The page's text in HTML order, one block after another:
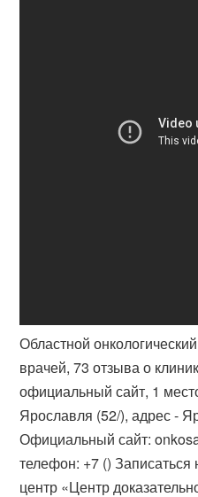
Областной
врачей, 73 отзыва о
официальный сайт, 1
Ярославля (52/), адрес -
Официальный сайт:
телефон: +7 ()
центр «Центр